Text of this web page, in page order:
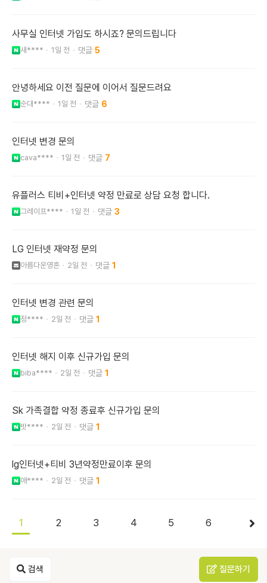
사무실 인터넷 가입도 하시죠? 문의드립니다
새**** 1일 전 5
안녕하세요 이전 질문에 이어서 질문드려요
순대**** 1일 전 6
인터넷 변경 문의
cava**** 1일 전 7
유플러스 티비+인터넷 약정 만료로 상담 요청 합니다.
그레이프**** 1일 전 3
LG 인터넷 재약정 문의
아름다운영혼 2일 전 1
인터넷 변경 관련 문의
정**** 2일 전 1
인터넷 해지 이후 신규가입 문의
biba**** 2일 전 1
Sk 가족결합 약정 종료후 신규가입 문의
밧**** 2일 전 1
lg인터넷+티비 3년약정만료이후 문의
애**** 2일 전 1
1 2 3 4 5 6
검색 질문하기